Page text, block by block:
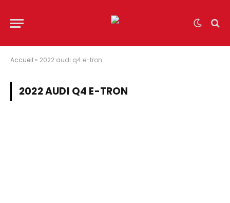
Accueil » 2022 audi q4 e-tron
2022 AUDI Q4 E-TRON